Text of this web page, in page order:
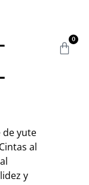
0
de yute
al
y